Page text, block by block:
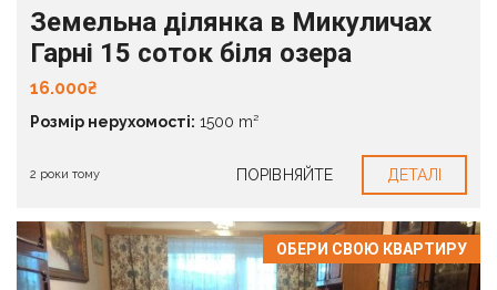
Земельна ділянка в Микуличах
Гарні 15 соток біля озера
16.000₴
Розмір нерухомості: 1500 m²
2 роки тому ПОРІВНЯЙТЕ ДЕТАЛІ
ОБЕРИ СВОЮ КВАРТИРУ